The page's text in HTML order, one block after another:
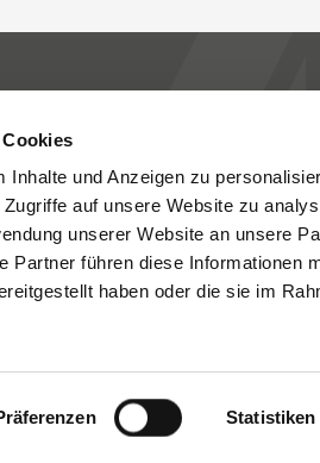
Inhalte und Anzeigen zu
auf unsere Website zu
unserer Website an unsere
Partner führen diese Informationen
haben oder die sie im
Statistiken
Engineering
Service
Privacy Policy